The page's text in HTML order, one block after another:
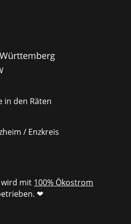
in den Räten
/ Enzkreis
wird mit 100% Ökostrom
❤